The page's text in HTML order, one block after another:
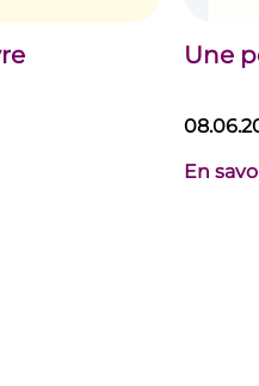
Une
En